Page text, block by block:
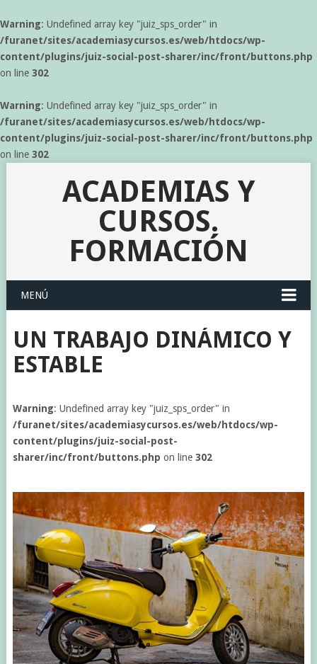
Warning: Undefined array key "juiz_sps_order" in
/furanet/sites/academiasycursos.es/web/htdocs/wp-
content/plugins/juiz-social-post-sharer/inc/front/buttons.php
on line 302
Warning: Undefined array key "juiz_sps_order" in
/furanet/sites/academiasycursos.es/web/htdocs/wp-
content/plugins/juiz-social-post-sharer/inc/front/buttons.php
on line 302
ACADEMIAS Y
CURSOS.
FORMACIÓN
MENÚ
UN TRABAJO DINÁMICO Y
ESTABLE
Warning: Undefined array key "juiz_sps_order" in
/furanet/sites/academiasycursos.es/web/htdocs/wp-
content/plugins/juiz-social-post-
sharer/inc/front/buttons.php on line 302